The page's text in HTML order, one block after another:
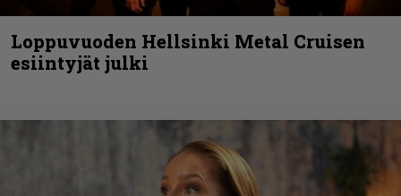
Loppuvuoden Hellsinki Metal Cruisen
esiintyjät julki